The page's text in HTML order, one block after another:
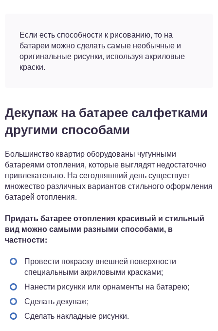
Если есть способности к рисованию, то на
батареи можно сделать самые необычные и
оригинальные рисунки, используя акриловые
краски.
Декупаж на батарее салфетками
другими способами
Большинство квартир оборудованы чугунными
батареями отопления, которые выглядят недостаточно
привлекательно. На сегодняшний день существует
множество различных вариантов стильного оформления
батарей отопления.
Придать батарее отопления красивый и стильный
вид можно самыми разными способами, в
частности:
Провести покраску внешней поверхности
специальными акриловыми красками;
Нанести рисунки или орнаменты на батарею;
Сделать декупаж;
Сделать накладные рисунки.